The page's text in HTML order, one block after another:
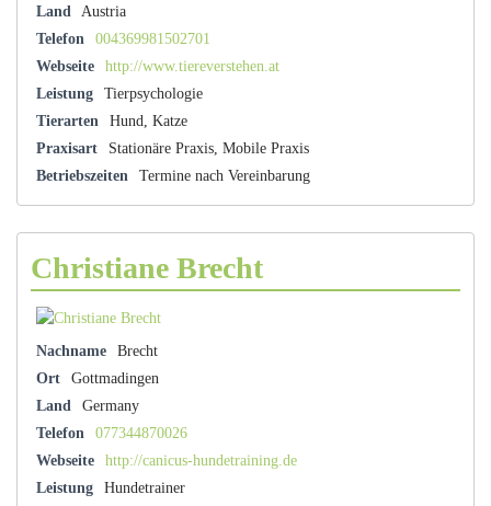
Land
Austria
Telefon
004369981502701
Webseite
http://www.tiereverstehen.at
Leistung
Tierpsychologie
Tierarten
Hund, Katze
Praxisart
Stationäre Praxis, Mobile Praxis
Betriebszeiten
Termine nach Vereinbarung
Christiane Brecht
Nachname
Brecht
Ort
Gottmadingen
Land
Germany
Telefon
077344870026
Webseite
http://canicus-hundetraining.de
Leistung
Hundetrainer